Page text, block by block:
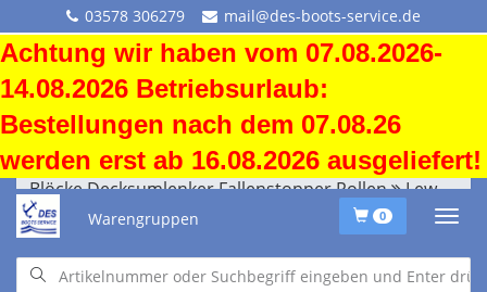
03578 306279 mail@des-boots-service.de
Achtung wir haben vom 07.08.2026-
14.08.2026 Betriebsurlaub:
Bestellungen nach dem 07.08.26
werden erst ab 16.08.2026 ausgeliefert!
Warengruppen 0
Blöcke Decksumlenker Fallenstopper Rollen Lewmar Synchro Control 40 mm
Synchro Control Blöcke 40mm